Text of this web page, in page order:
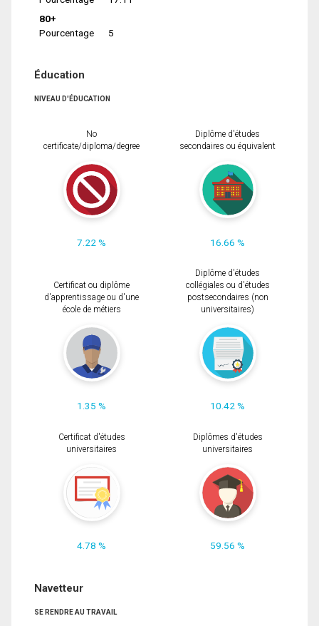
80+
Pourcentage
5
Éducation
NIVEAU D'ÉDUCATION
No
certificate/diploma/degree
7.22 %
Diplôme d'études
secondaires ou équivalent
16.66 %
Certificat ou diplôme
d'apprentissage ou d'une
école de métiers
1.35 %
Diplôme d'études
collégiales ou d'études
postsecondaires (non
universitaires)
10.42 %
Certificat d'études
universitaires
4.78 %
Diplômes d'études
universitaires
59.56 %
Navetteur
SE RENDRE AU TRAVAIL